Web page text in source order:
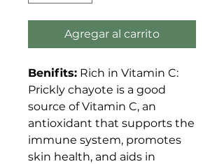
Agregar al carrito
Benifits: Rich in Vitamin C:
Prickly chayote is a good
source of Vitamin C, an
antioxidant that supports the
immune system, promotes
skin health, and aids in